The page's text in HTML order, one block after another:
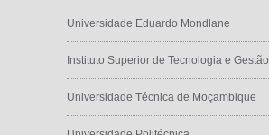
Universidade Eduardo Mondlane
Instituto Superior de Tecnologia e Gestão
Universidade Técnica de Moçambique